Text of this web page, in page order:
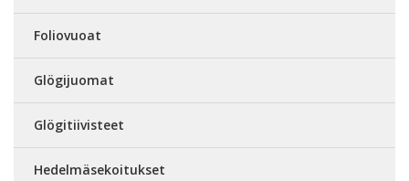
Foliovuoat
Glögijuomat
Glögitiivisteet
Hedelmäsekoitukset